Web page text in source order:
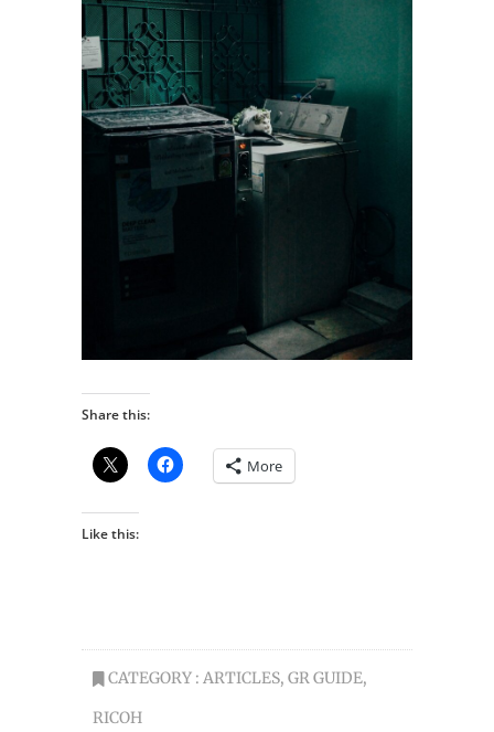
Share this:
More
Like this:
CATEGORY : ARTICLES, GR GUIDE,
RICOH